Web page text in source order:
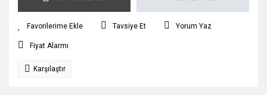
Tavsiye Et Yorum Yaz
Fiyat Alarmı
Karşılaştır